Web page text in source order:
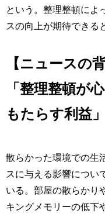
という。整理整頓によ
スの向上が期待できる
【ニュースの
「整理整頓が
もたらす利益」
散らかった環境での生
スに与える影響につい
いる。部屋の散らかり
キングメモリーの低下